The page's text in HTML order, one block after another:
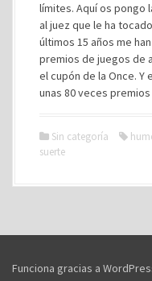
límites. Aquí os pongo
al juez que le ha
últimos 15 años me
premios de juegos de
el cupón de la Once. Y
unas 80 veces
Sin categoría
suerte
Funciona gracias a